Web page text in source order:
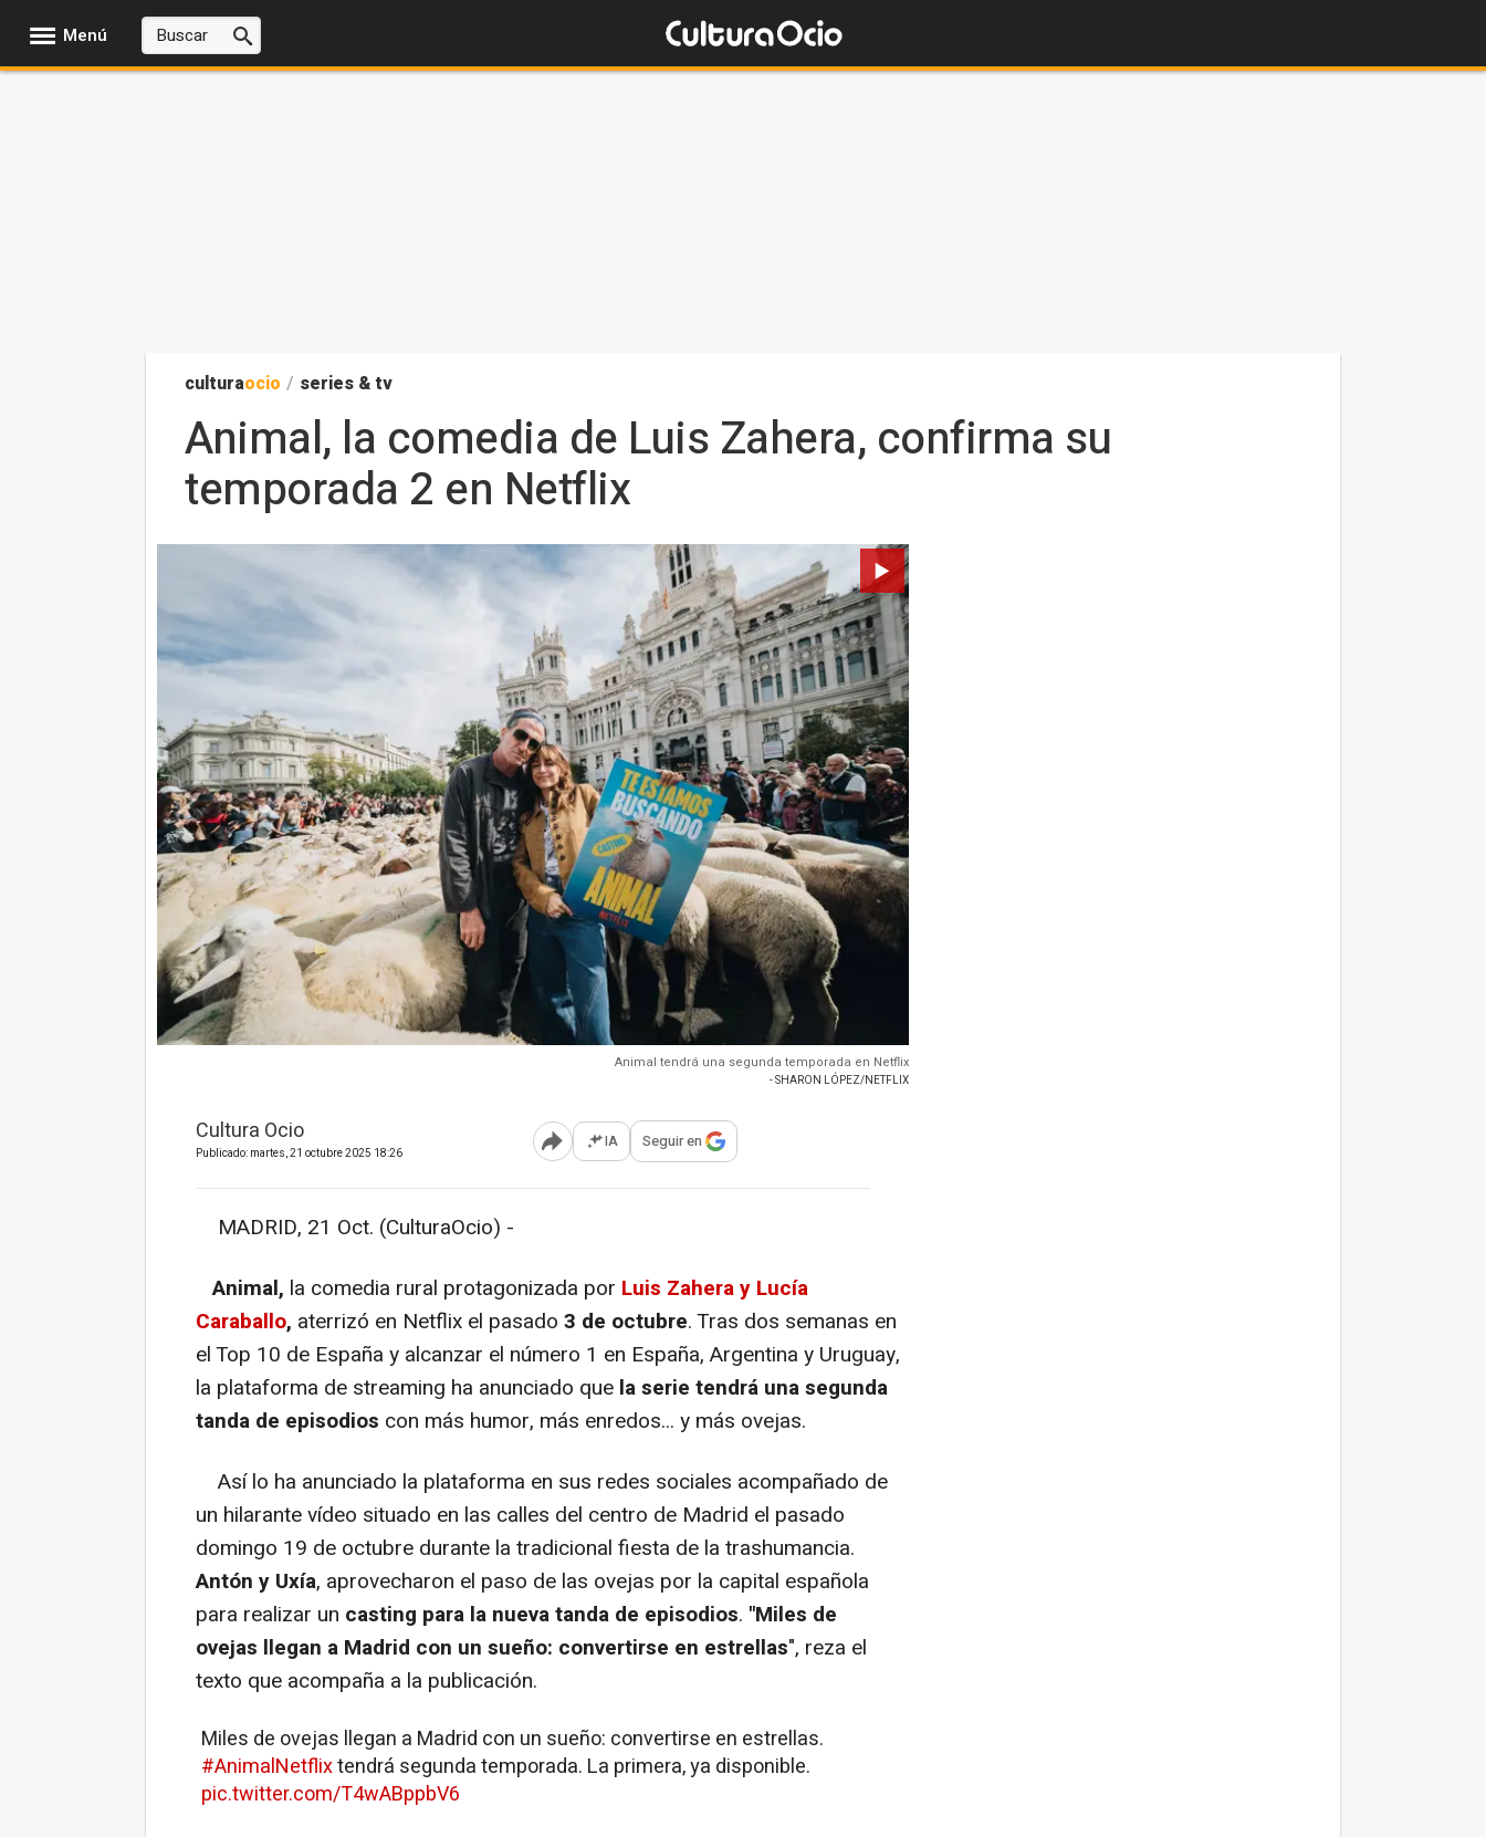
Menú
culturaocio / series & tv
Animal, la comedia de Luis Zahera, confirma su
temporada 2 en Netflix
Animal tendrá una segunda temporada en Netflix
- SHARON LÓPEZ/NETFLIX
Cultura Ocio
Publicado: martes, 21 octubre 2025 18:26 Abrir opciones para compartir
IA Seguir en
MADRID, 21 Oct. (CulturaOcio) -
Animal, la comedia rural protagonizada por Luis Zahera y Lucía
Caraballo, aterrizó en Netflix el pasado 3 de octubre. Tras dos semanas en
el Top 10 de España y alcanzar el número 1 en España, Argentina y Uruguay,
la plataforma de streaming ha anunciado que la serie tendrá una segunda
tanda de episodios con más humor, más enredos... y más ovejas.
Así lo ha anunciado la plataforma en sus redes sociales acompañado de
un hilarante vídeo situado en las calles del centro de Madrid el pasado
domingo 19 de octubre durante la tradicional fiesta de la trashumancia.
Antón y Uxía, aprovecharon el paso de las ovejas por la capital española
para realizar un casting para la nueva tanda de episodios. "Miles de
ovejas llegan a Madrid con un sueño: convertirse en estrellas", reza el
texto que acompaña a la publicación.
Miles de ovejas llegan a Madrid con un sueño: convertirse en estrellas.
#AnimalNetflixtendrá segunda temporada. La primera, ya disponible.
pic.twitter.com/T4wABppbV6